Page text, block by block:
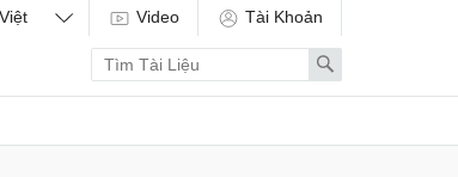
Video Tài Khoản
Enter
search
term
Search